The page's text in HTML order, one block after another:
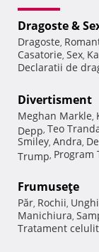
Dragoste &
Dragoste,
Casatorie, Sex,
Declaratii de
Divertisment
Meghan Markle,
Depp, Teo
Smiley, Andra,
Trump, Program
Frumuseţe
Păr, Rochii,
Manichiura,
Tratament